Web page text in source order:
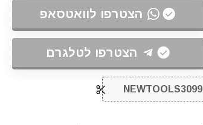
הצטרפו לוואטסאפ
הצטרפו לטלגרם
NEWTOOLS3099